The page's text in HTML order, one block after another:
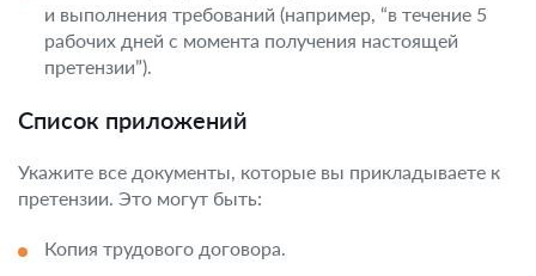
и выполнения требований (например, “в течение 5
рабочих дней с момента получения настоящей
претензии”).
Список приложений
Укажите все документы, которые вы прикладываете к
претензии. Это могут быть:
Копия трудового договора.